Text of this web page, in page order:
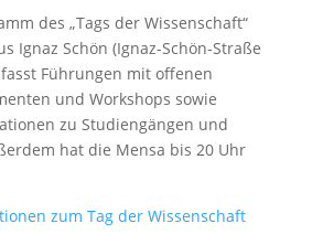
des „Tags der Wissenschaft“
Ignaz Schön (Ignaz-Schön-Straße
Führungen mit offenen
und Workshops sowie
zu Studiengängen und
hat die Mensa bis 20 Uhr
zum Tag der Wissenschaft